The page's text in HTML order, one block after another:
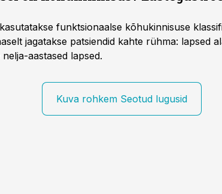
funktsionaalse kõhukinnisuse
jagatakse patsiendid kahte rühma: lapsed
aastased lapsed.
Kuva rohkem Seotud lugusid